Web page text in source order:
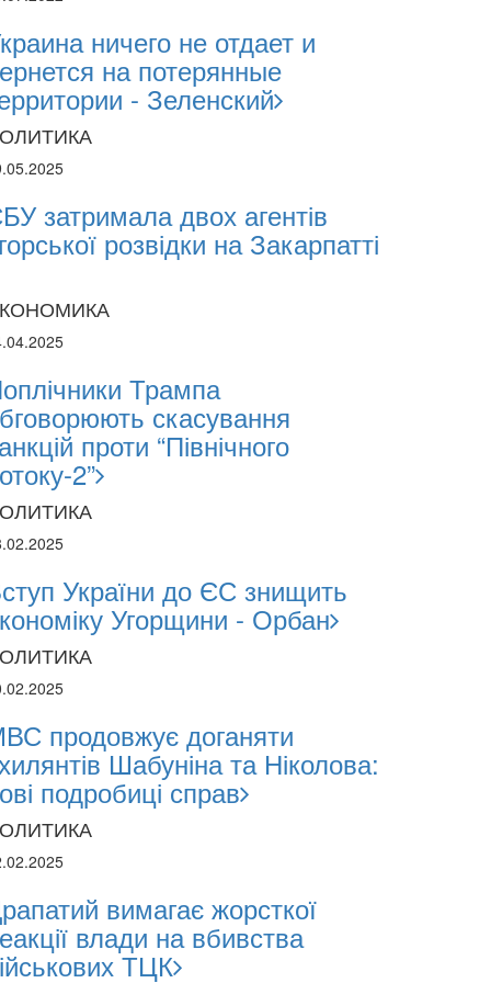
Abasov: How Ukrainian Businesses
and Hedge Risks During War
ничего не отдает и
на потерянные
- Зеленский
затримала двох агентів
розвідки на Закарпатті
Трампа
скасування
проти “Північного
2”
України до ЄС знищить
Угорщини - Орбан
продовжує доганяти
Шабуніна та Ніколова:
подробиці справ
вимагає жорсткої
влади на вбивства
ТЦК